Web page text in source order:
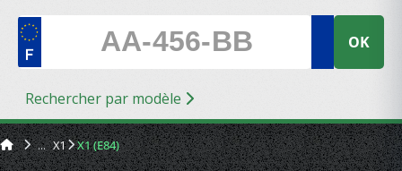
OK
Rechercher par modèle
X1 X1 (E84)